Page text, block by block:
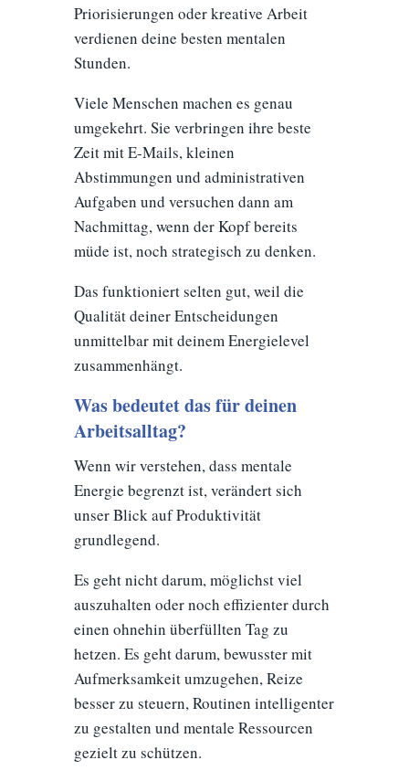
Priorisierungen oder kreative Arbeit
verdienen deine besten mentalen
Stunden.
Viele Menschen machen es genau
umgekehrt. Sie verbringen ihre beste
Zeit mit E-Mails, kleinen
Abstimmungen und administrativen
Aufgaben und versuchen dann am
Nachmittag, wenn der Kopf bereits
müde ist, noch strategisch zu denken.
Das funktioniert selten gut, weil die
Qualität deiner Entscheidungen
unmittelbar mit deinem Energielevel
zusammenhängt.
Was bedeutet das für deinen
Arbeitsalltag?
Wenn wir verstehen, dass mentale
Energie begrenzt ist, verändert sich
unser Blick auf Produktivität
grundlegend.
Es geht nicht darum, möglichst viel
auszuhalten oder noch effizienter durch
einen ohnehin überfüllten Tag zu
hetzen. Es geht darum, bewusster mit
Aufmerksamkeit umzugehen, Reize
besser zu steuern, Routinen intelligenter
zu gestalten und mentale Ressourcen
gezielt zu schützen.